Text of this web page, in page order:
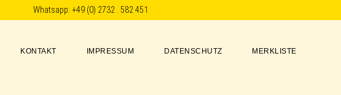
Whatsapp: +49 (0) 2732 . 582 451
KONTAKT IMPRESSUM DATENSCHUTZ MERKLISTE